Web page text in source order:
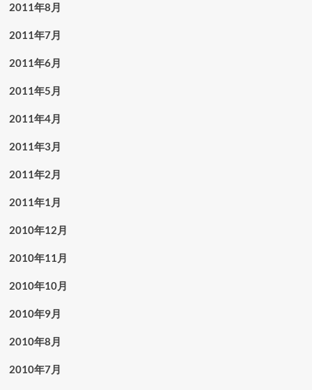
2011年8月
2011年7月
2011年6月
2011年5月
2011年4月
2011年3月
2011年2月
2011年1月
2010年12月
2010年11月
2010年10月
2010年9月
2010年8月
2010年7月